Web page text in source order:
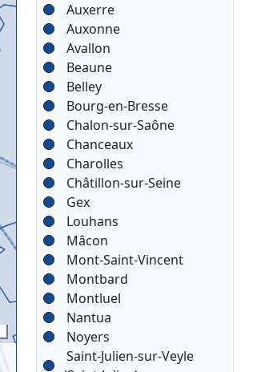
Auxerre
Auxonne
Avallon
Beaune
Belley
Bourg-en-Bresse
Chalon-sur-Saône
Chanceaux
Charolles
Châtillon-sur-Seine
Gex
Louhans
Mâcon
Mont-Saint-Vincent
Montbard
Montluel
Nantua
Noyers
Saint-Julien-sur-Veyle